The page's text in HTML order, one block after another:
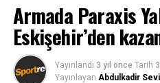
Armada Paraxis
Eskişehir’den
Yayınlandı 3 yıl önce Tarih
Yayınlayan Abdulkadir